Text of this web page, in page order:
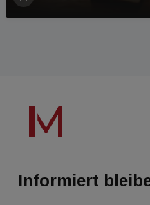
Informiert